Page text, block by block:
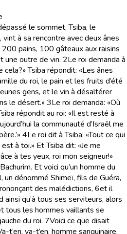
le sommet, Tsiba, le
à sa rencontre avec deux ânes
pains, 100 gâteaux aux raisins
une outre de vin. 2Le roi demanda à
Tsiba répondit: «Les ânes
du roi, le pain et les fruits d’été
gens, et le vin à désaltérer
le désert.» 3Le roi demanda: «Où
répondit au roi: «Il est resté à
la communauté d’Israël me
4Le roi dit à Tsiba: «Tout ce qui
à toi.» Et Tsiba dit: «Je me
à tes yeux, roi mon seigneur!»
Et voici qu’un homme du
un dénommé Shimeï, fils de Guéra,
des malédictions, 6et il
qu’à tous ses serviteurs, alors
tous les hommes vaillants se
du roi. 7Voici ce que disait
t’en, va-t’en, homme sanguinaire,